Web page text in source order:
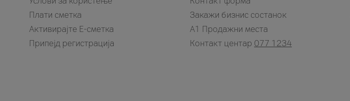
Плати сметка
Активирајте Е-сметка
Припејд регистрација
Закажи бизнис состанок
A1 Продажни места
Контакт центар 077 1234